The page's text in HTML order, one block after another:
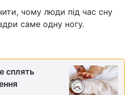
чому люди під час сну
саме одну ногу.
сплять